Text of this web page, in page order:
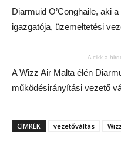
Diarmuid O’Conghaile, aki
igazgatója, üzemeltetési
A cikk a
A Wizz Air Malta élén
működésirányítási vezető
CÍMKÉK vezetőváltás